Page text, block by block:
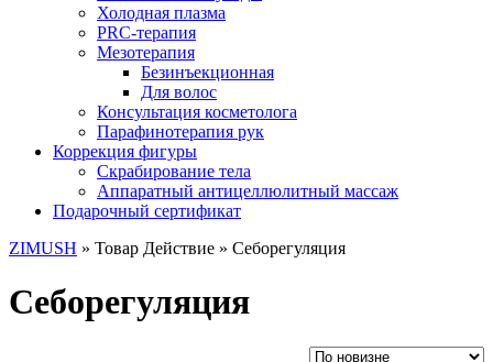
Холодная плазма
PRC-терапия
Мезотерапия
Безинъекционная
Для волос
Консультация косметолога
Парафинотерапия рук
Коррекция фигуры
Скрабирование тела
Аппаратный антицеллюлитный массаж
Подарочный сертификат
ZIMUSH » Товар Действие » Себорегуляция
Себорегуляция